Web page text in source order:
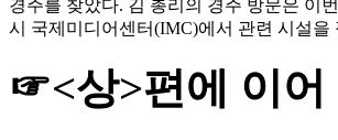
경주를 찾았다. 김 총리의 경주 방문은 이
시 국제미디어센터(IMC)에서 관련 시설을
☞<상>편에 이어